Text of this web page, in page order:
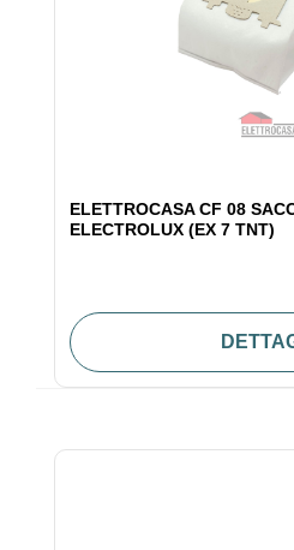
ELETTROCASA CF 08
ELECTROLUX (EX 7 TNT)